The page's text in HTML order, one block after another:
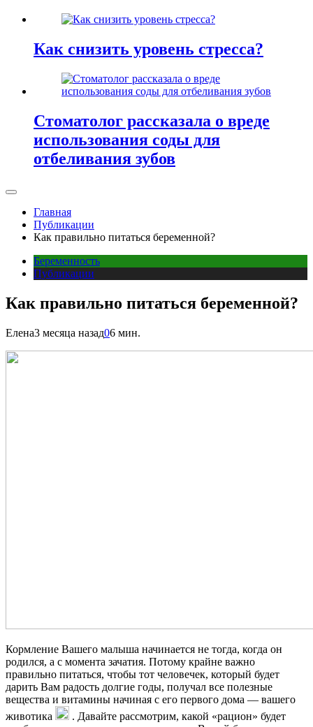
Как снизить уровень стресса?
Стоматолог рассказала о вреде
использования соды для
отбеливания зубов
Главная
Публикации
Как правильно питаться беременной?
Беременность
Публикации
Как правильно питаться беременной?
Елена3 месяца назад06 мин.
Кормление Вашего малыша начинается не тогда, когда он
родился, а с момента зачатия. Потому крайне важно
правильно питаться, чтобы тот человечек, который будет
дарить Вам радость долгие годы, получал все полезные
вещества и витамины начиная с его первого дома — вашего
животика
. Давайте рассмотрим, какой «рацион» будет